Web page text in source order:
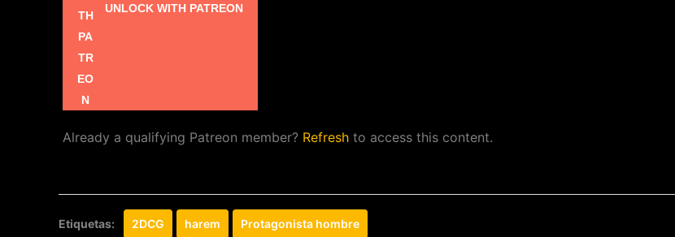
UNLOCK WITH PATREON
Already a qualifying Patreon member? Refresh to access this content.
Etiquetas: 2DCG harem Protagonista hombre